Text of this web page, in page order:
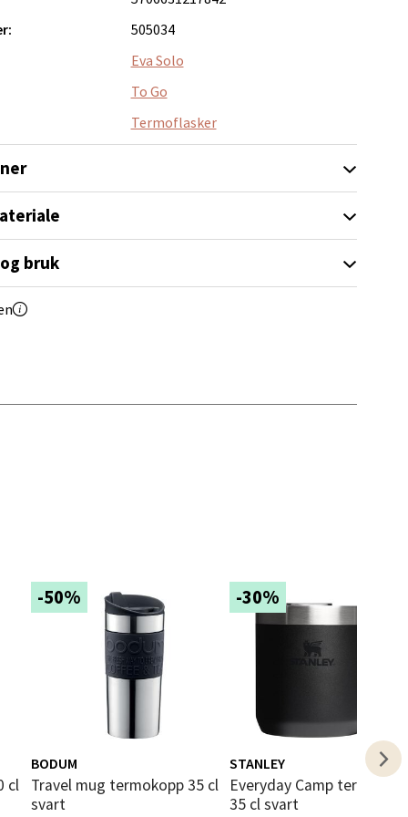
505034
Eva Solo
To Go
Termoflasker
bruk
-50%
BODUM
Travel mug termokopp 35 cl
svart
-30%
STANLEY
Everyday Camp termokopp
35 cl svart